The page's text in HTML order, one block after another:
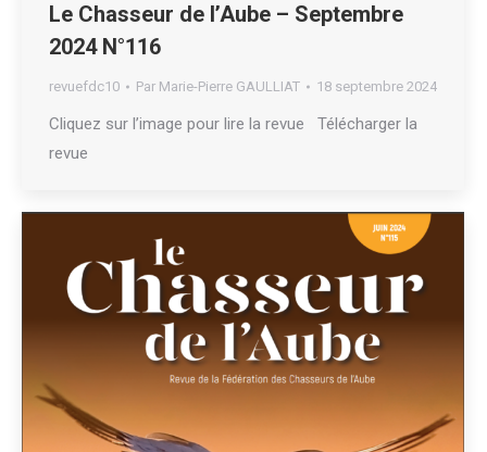
Le Chasseur de l’Aube – Septembre
2024 N°116
revuefdc10 Par Marie-Pierre GAULLIAT 18 septembre 2024
Cliquez sur l’image pour lire la revue Télécharger la
revue